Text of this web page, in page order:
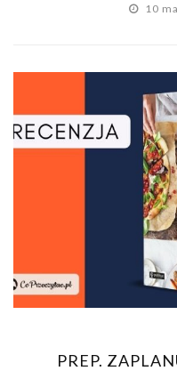
10
PREP.